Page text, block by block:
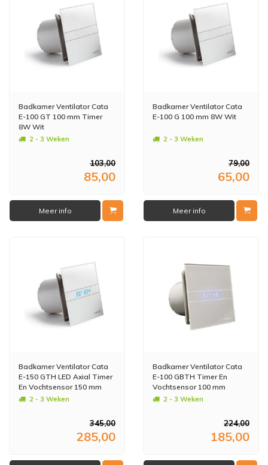
Badkamer Ventilator Cata
E-100 GT 100 mm Timer
8W Wit
2 - 3 Weken
103,00
85,00
Meer info
Badkamer Ventilator Cata
E-100 G 100 mm 8W Wit
2 - 3 Weken
79,00
65,00
Meer info
Badkamer Ventilator Cata
E-150 GTH LED Axial Timer
En Vochtsensor 150 mm
10W/19W Wit
2 - 3 Weken
345,00
285,00
Badkamer Ventilator Cata
E-100 GBTH Timer En
Vochtsensor 100 mm
4W/8W Zilver
2 - 3 Weken
224,00
185,00